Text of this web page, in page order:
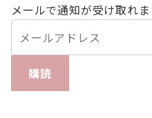
メールで通知が受け取れ
購読